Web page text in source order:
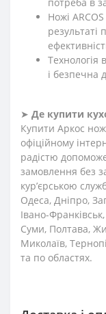
Ножі
результаті
Технологія
і безпечна
➤ Де купити
Купити Аркос
офіційному
радістю
замовлення без
кур’єрською
Одеса, Дніпро,
Івано-
Суми, Полтава,
Миколаїв,
та по областях.